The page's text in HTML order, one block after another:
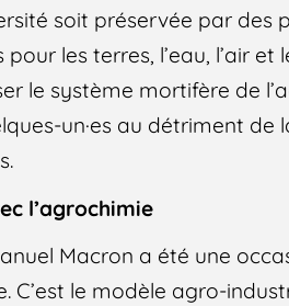
soit préservée par des
les terres, l’eau, l’air
le système mortifère de
un·es au détriment de
l’agrochimie
Macron a été une
C’est le modèle agro-